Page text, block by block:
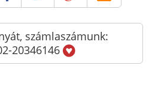
számlaszámunk:
20346146